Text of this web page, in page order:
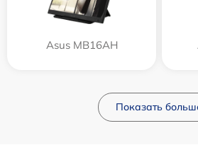
Asus MB16AH
Показать